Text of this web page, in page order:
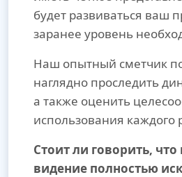
будет развиваться ваш
заранее уровень
Наш опытный сметчик
наглядно проследить
а также оценить
использования каждого
Стоит ли говорить,
видение полностью